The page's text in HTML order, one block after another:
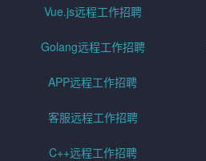
Vue.js远程工作招聘
Golang远程工作招聘
APP远程工作招聘
客服远程工作招聘
C++远程工作招聘